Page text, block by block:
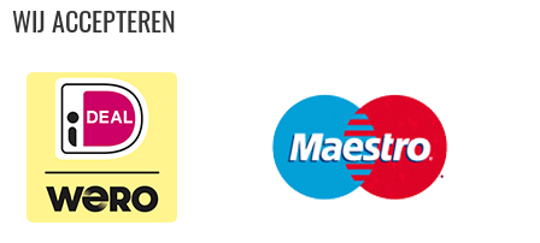
WIJ ACCEPTEREN